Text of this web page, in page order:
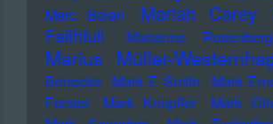
Marc Bolan Mariah Carey
Faithfull
Marianne Rosenberg
Marius Müller-
Benecke Mark E Smith Mark
Forster
Mark Knopfler
Mark